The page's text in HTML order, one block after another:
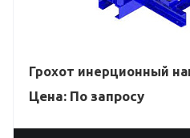
Грохот инерционный
Цена: По запросу